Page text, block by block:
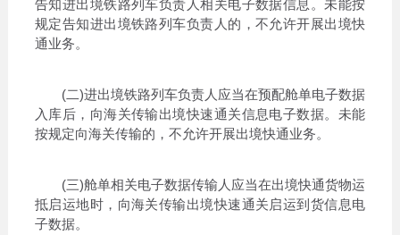
告知进出境铁路列车负责人相关电子数据信息。未能按
规定告知进出境铁路列车负责人的，不允许开展出境快
通业务。
(二)进出境铁路列车负责人应当在预配舱单电子数据
入库后，向海关传输出境快速通关信息电子数据。未能
按规定向海关传输的，不允许开展出境快通业务。
(三)舱单相关电子数据传输人应当在出境快通货物运
抵启运地时，向海关传输出境快速通关启运到货信息电
子数据。